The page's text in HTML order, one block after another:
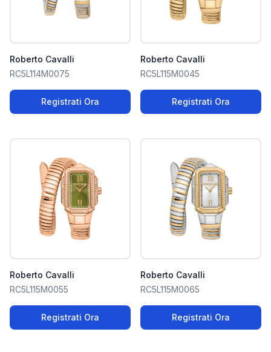
Roberto Cavalli
RC5L114M0075
Registrati Ora
Roberto Cavalli
RC5L115M0045
Registrati Ora
Roberto Cavalli
RC5L115M0055
Registrati Ora
Roberto Cavalli
RC5L115M0065
Registrati Ora